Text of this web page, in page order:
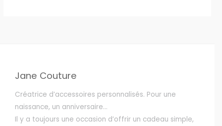
Jane Couture
Créatrice d’accessoires personnalisés. Pour une
naissance, un anniversaire…
Il y a toujours une occasion d’offrir un cadeau simple,